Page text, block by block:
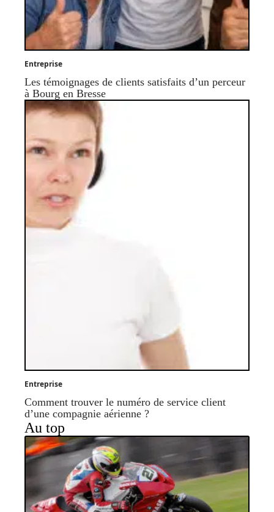
Entreprise
Les témoignages de clients satisfaits d’un perceur
à Bourg en Bresse
Entreprise
Comment trouver le numéro de service client
d’une compagnie aérienne ?
Au top